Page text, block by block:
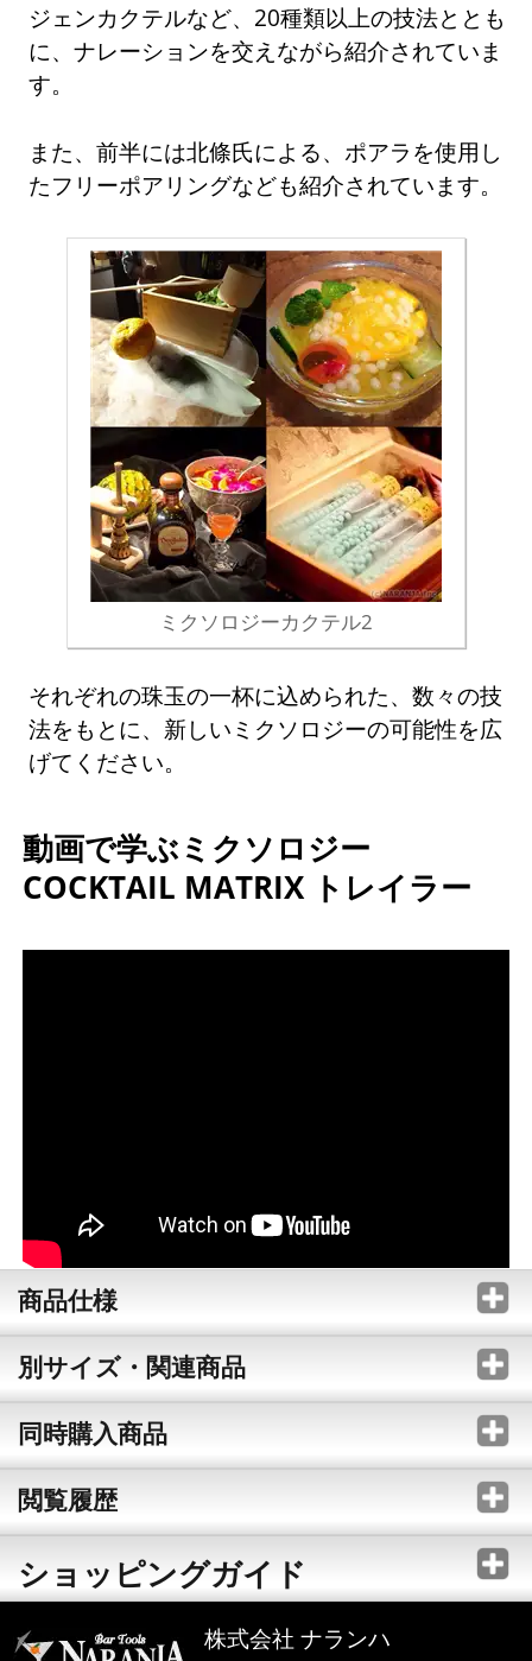
ジェンカクテルなど、20種類以上の技法ととも
に、ナレーションを交えながら紹介されていま
す。
また、前半には北條氏による、ポアラを使用し
たフリーポアリングなども紹介されています。
ミクソロジーカクテル2
それぞれの珠玉の一杯に込められた、数々の技
法をもとに、新しいミクソロジーの可能性を広
げてください。
動画で学ぶミクソロジー
COCKTAIL MATRIX トレイラー
商品仕様
別サイズ・関連商品
同時購入商品
閲覧履歴
ショッピングガイド
株式会社 ナランハ